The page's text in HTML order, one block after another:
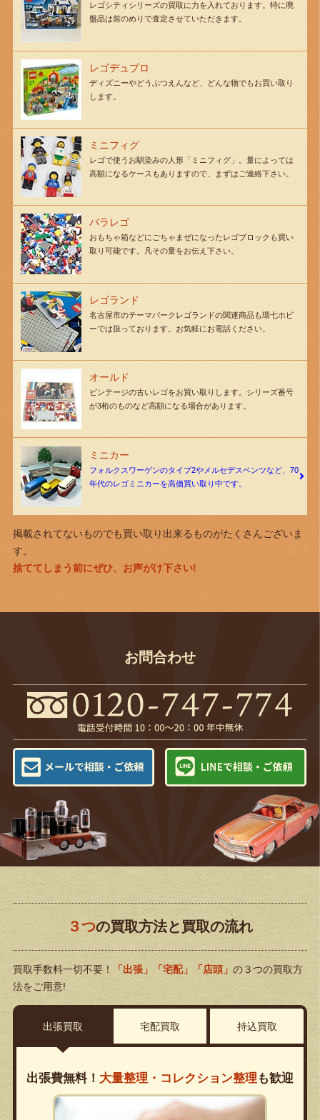
レゴシティシリーズの買取に力を入れております。特に廃
盤品は前のめりで査定させていただきます。
レゴデュプロ
ディズニーやどうぶつえんなど、どんな物でもお買い取り
します。
ミニフィグ
レゴで使うお馴染みの人形「ミニフィグ」。量によっては
高額になるケースもありますので、まずはご連絡下さい。
バラレゴ
おもちゃ箱などにごちゃまぜになったレゴブロックも買い
取り可能です。凡その量をお伝え下さい。
レゴランド
名古屋市のテーマパークレゴランドの関連商品も環七ホビ
ーでは扱っております。お気軽にお電話ください。
オールド
ビンテージの古いレゴをお買い取りします。シリーズ番号
が3桁のものなど高額になる場合があります。
ミニカー
フォルクスワーゲンのタイプ2やメルセデスベンツなど、70
年代のレゴミニカーを高価買い取り中です。
掲載されてないものでも買い取り出来るものがたくさんございま
す。
捨ててしまう前にぜひ、お声がけ下さい!
お問合わせ
３つの買取方法と買取の流れ
買取手数料一切不要！ 「出張」「宅配」「店頭」 の３つの買取方
法をご用意!
出張買取 宅配買取 持込買取
出張費無料！ 大量整理・コレクション整理 も歓迎